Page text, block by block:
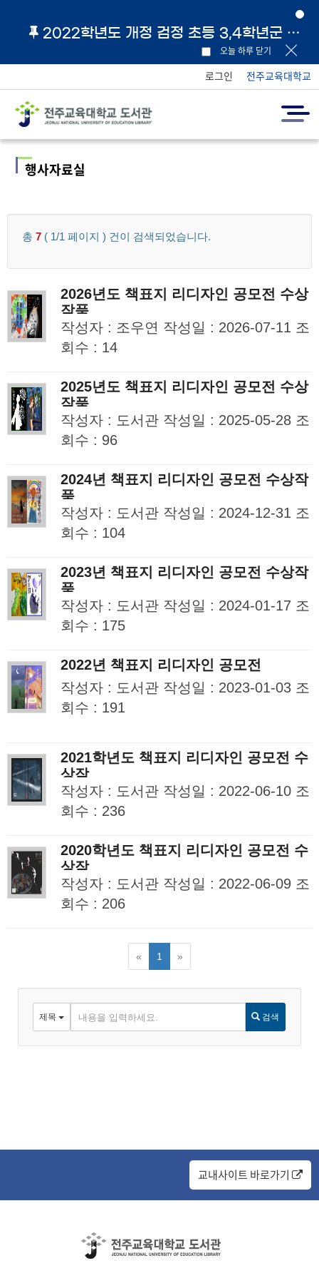
2022학년도 개정 검정 초등 3,4학년군 교과서 및 지도서 원문 링크 안내
오늘 하루 닫기
로그인 전주교육대학교
행사자료실
총7 ( 1/1 페이지 ) 건이 검색되었습니다.
2026년도 책표지 리디자인 공모전 수상
작품
작성자 : 조우연 작성일 : 2026-07-11 조
회수 : 14
2025년도 책표지 리디자인 공모전 수상
작품
작성자 : 도서관 작성일 : 2025-05-28 조
회수 : 96
2024년 책표지 리디자인 공모전 수상작
품
작성자 : 도서관 작성일 : 2024-12-31 조
회수 : 104
2023년 책표지 리디자인 공모전 수상작
품
작성자 : 도서관 작성일 : 2024-01-17 조
회수 : 175
2022년 책표지 리디자인 공모전
작성자 : 도서관 작성일 : 2023-01-03 조
회수 : 191
2021학년도 책표지 리디자인 공모전 수
상작
작성자 : 도서관 작성일 : 2022-06-10 조
회수 : 236
2020학년도 책표지 리디자인 공모전 수
상작
작성자 : 도서관 작성일 : 2022-06-09 조
회수 : 206
« 1 »
제목 검색
교내사이트 바로가기